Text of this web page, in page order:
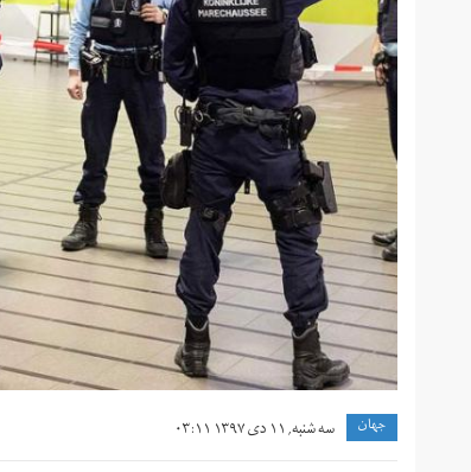
جهان سه شنبه, ۱۱ دی ۱۳۹۷ ۰۳:۱۱